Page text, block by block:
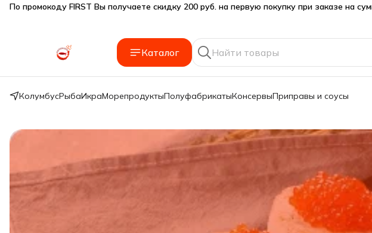
Подарки SeaFoodGood от 2 000₽ в корзине
🔥 3% дополнительная скидка при оплате наличными
Каталог
КолумбусРыбаИкраМорепродуктыПолуфабрикатыКонсервыПриправы и соусы